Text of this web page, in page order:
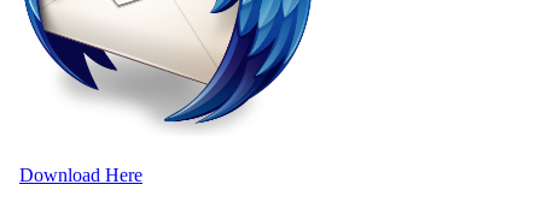
Download Here